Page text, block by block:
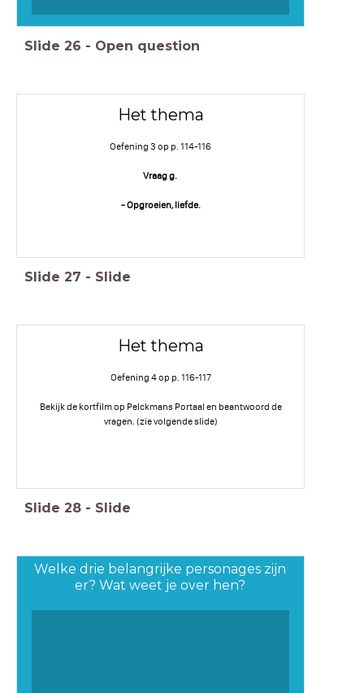
Slide 26 - Open question
Het thema
Oefening 3 op p. 114-116
Vraag g.
- Opgroeien, liefde.
Slide 27 - Slide
Het thema
Oefening 4 op p. 116-117
Bekijk de kortfilm op Pelckmans Portaal en beantwoord de
vragen. (zie volgende slide)
Slide 28 - Slide
Welke drie belangrijke personages zijn
er? Wat weet je over hen?